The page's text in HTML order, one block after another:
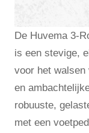
De Huvema 3-
is een stevige,
voor het walsen
en
robuuste,
met een